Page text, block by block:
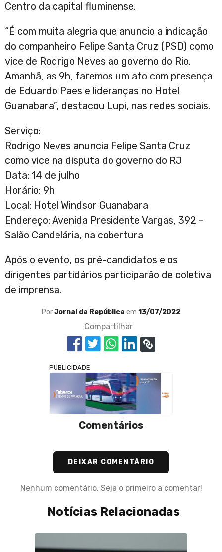
Centro da capital fluminense.
“É com muita alegria que anuncio a indicação
do companheiro Felipe Santa Cruz (PSD) como
vice de Rodrigo Neves ao governo do Rio.
Amanhã, as 9h, faremos um ato com presença
de Eduardo Paes e lideranças no Hotel
Guanabara”, destacou Lupi, nas redes sociais.
Serviço:
Rodrigo Neves anuncia Felipe Santa Cruz
como vice na disputa do governo do RJ
Data: 14 de julho
Horário: 9h
Local: Hotel Windsor Guanabara
Endereço: Avenida Presidente Vargas, 392 -
Salão Candelária, na cobertura
Após o evento, os pré-candidatos e os
dirigentes partidários participarão de coletiva
de imprensa.
PorJornal da República em 13/07/2022
Compartilhar
PUBLICIDADE
Comentários
DEIXAR COMENTÁRIO
Nenhum comentário. Seja o primeiro a comentar!
Notícias Relacionadas